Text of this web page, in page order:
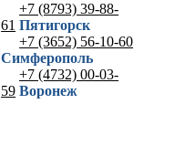
+7 (8793) 39-88-
61 Пятигорск
+7 (3652) 56-10-60
Симферополь
+7 (4732) 00-03-
59 Воронеж